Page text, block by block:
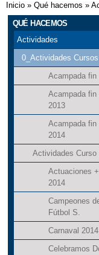
Se
Inicio » Qué hacemos »
QUÉ HACEMOS
Actividades
0_Actividades
Acampada fin
Acampada fin
2013
Acampada fin
2014
Actividades Curso
Actuaciones
2014
Campeones
Fútbol S.
Carnaval 2014
Celebramos